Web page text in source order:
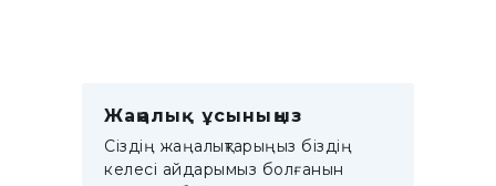
Жаңалық ұсыныңыз
Сіздің жаңалықтарыңыз біздің
келесі айдарымыз болғанын